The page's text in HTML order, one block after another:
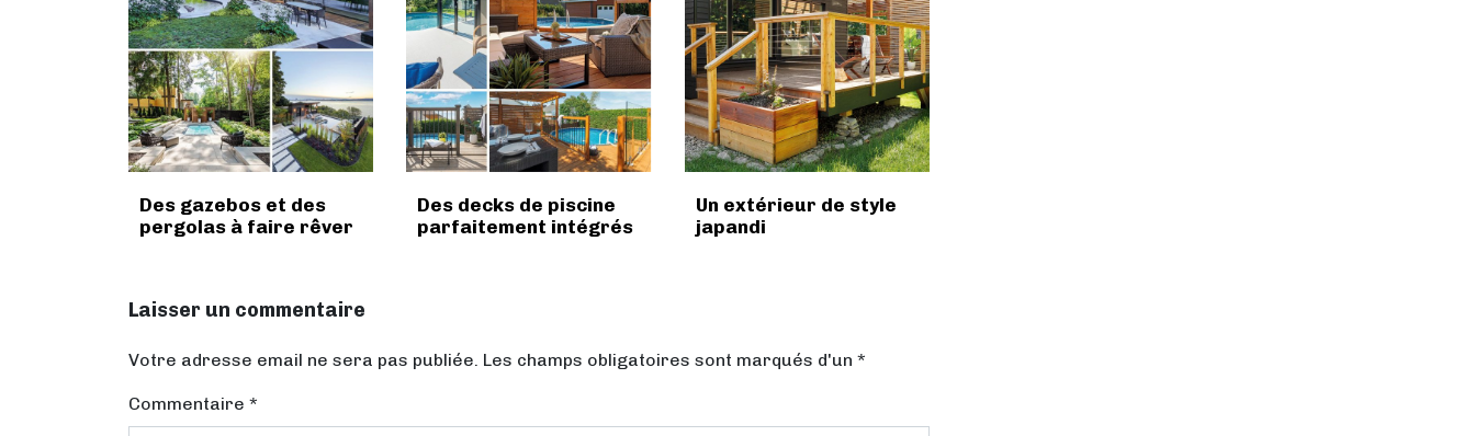
Des gazebos et des
pergolas à faire rêver
Des decks de piscine
parfaitement intégrés
Un extérieur de style
japandi
Laisser un commentaire
Votre adresse email ne sera pas publiée. Les champs obligatoires sont marqués d'un *
Commentaire *